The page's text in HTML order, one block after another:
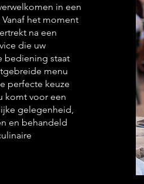
in een
het moment
na een
die uw
bediening staat
menu
perfecte keuze
komt voor een
gelegenheid,
en behandeld